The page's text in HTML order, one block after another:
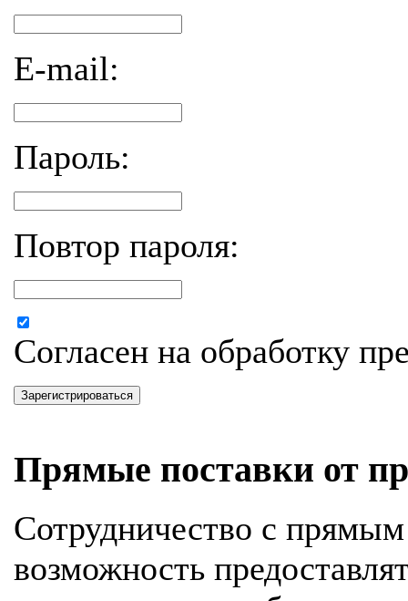
E-mail:
Пароль:
Повтор пароля:
Согласен на обработку
Зарегистрироваться
Прямые поставки от
Сотрудничество с
возможность